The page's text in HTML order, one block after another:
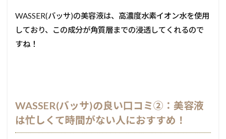
WASSER(バッサ)の美容液は、高濃度水素イオン水を使用
しており、この成分が角質層までの浸透してくれるので
すね！
WASSER(バッサ)の良い口コミ②：美容液
は忙しくて時間がない人におすすめ！